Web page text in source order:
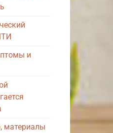
и
материалы